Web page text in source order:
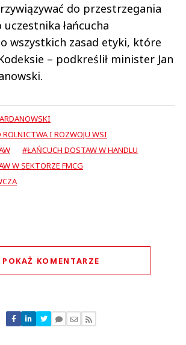
do przestrzegania
łańcucha
wszystkich zasad etyki, które
– podkreślił minister Jan
I ROZWOJU WSI
#ŁAŃCUCH DOSTAW W HANDLU
W SEKTORZE FMCG
POKAŻ KOMENTARZE
Nie znaleziono komentarzy
swoje komentarze